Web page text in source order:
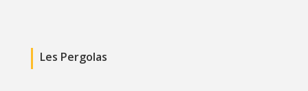
Les Pergolas